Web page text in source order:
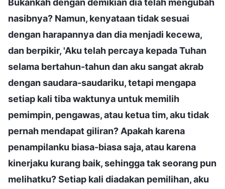
nasibnya? Namun, kenyataan tidak sesuai
dengan harapannya dan dia menjadi kecewa,
dan berpikir, 'Aku telah percaya kepada Tuhan
selama bertahun-tahun dan aku sangat akrab
dengan saudara-saudariku, tetapi mengapa
setiap kali tiba waktunya untuk memilih
pemimpin, pengawas, atau ketua tim, aku tidak
pernah mendapat giliran? Apakah karena
penampilanku biasa-biasa saja, atau karena
kinerjaku kurang baik, sehingga tak seorang pun
melihatku? Setiap kali diadakan pemilihan, aku